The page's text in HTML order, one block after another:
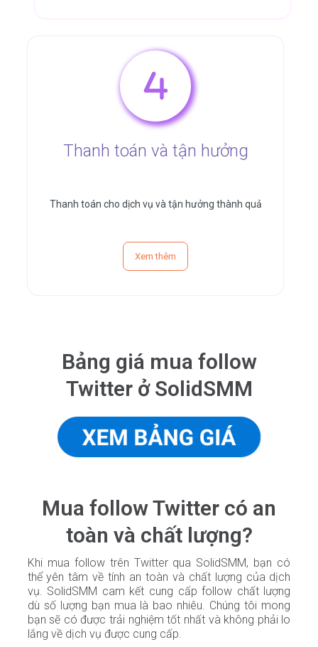
Thanh toán và tận hưởng
Thanh toán cho dịch vụ và tận hưởng thành quả
Xem thêm
Bảng giá mua follow
Twitter ở SolidSMM
Mua follow Twitter có an
toàn và chất lượng?
Khi mua follow trên Twitter qua SolidSMM, bạn có
thể yên tâm về tính an toàn và chất lượng của dịch
vụ. SolidSMM cam kết cung cấp follow chất lượng
dù số lượng bạn mua là bao nhiêu. Chúng tôi mong
bạn sẽ có được trải nghiệm tốt nhất và không phải lo
lắng về dịch vụ được cung cấp.